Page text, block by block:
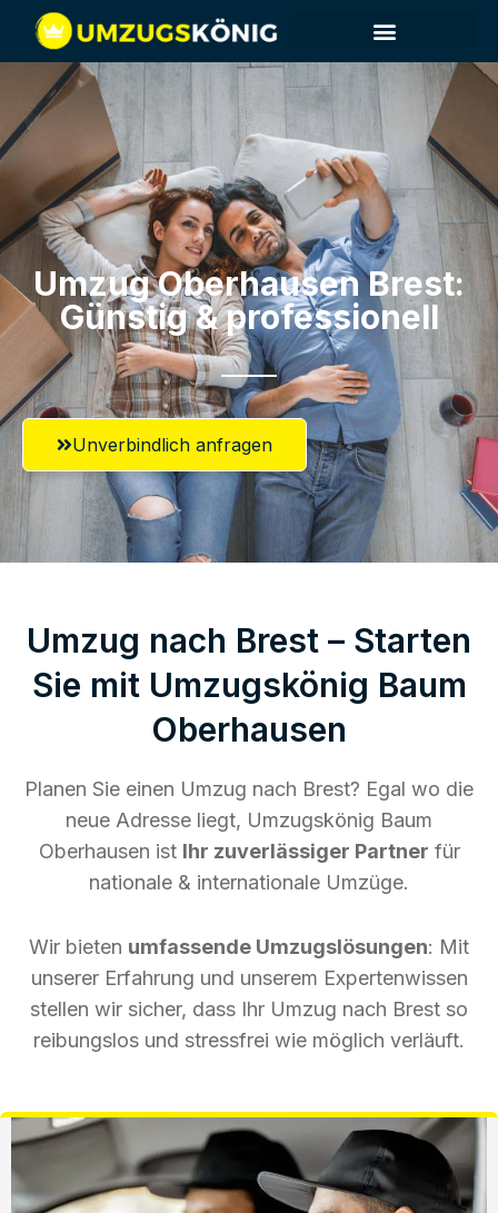
Umzug Oberhausen​ Brest:
Günstig & professionell​
Unverbindlich anfragen
Umzug nach Brest – Starten
Sie mit Umzugskönig Baum
Oberhausen
Planen Sie einen Umzug nach Brest? Egal wo die
neue Adresse liegt, Umzugskönig Baum
Oberhausen ist Ihr zuverlässiger Partner für
nationale & internationale Umzüge.
Wir bieten umfassende Umzugslösungen: Mit
unserer Erfahrung und unserem Expertenwissen
stellen wir sicher, dass Ihr Umzug nach Brest so
reibungslos und stressfrei wie möglich verläuft.